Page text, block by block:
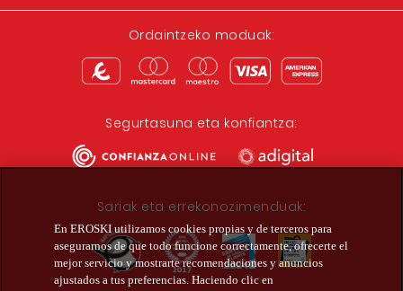
Ordaintzeko moduak:
Segurtasuna eta konfiantza:
Sariak eta errekonozimenduak:
En EROSKI utilizamos cookies propias y de terceros para
asegurarnos de que todo funcione correctamente, ofrecerte el
mejor servicio y mostrarte recomendaciones y anuncios
ajustados a tus preferencias. Haciendo clic en